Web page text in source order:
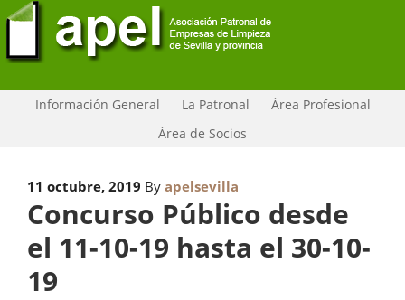
Información General La Patronal
Área Profesional
Área de Socios
11 octubre, 2019 By apelsevilla
Concurso Público desde
el 11-10-19 hasta el 30-10-
19